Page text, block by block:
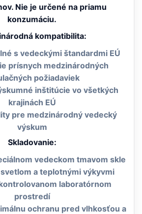
Nie je určené na priamu
konzumáciu.
kompatibilita:
s vedeckými štandardmi EÚ
prísnych medzinárodných
požiadaviek
inštitúcie vo všetkých
krajinách EÚ
pre medzinárodný vedecký
výskum
Skladovanie:
vedeckom tmavom skle
a teplotnými výkyvmi
laboratórnom
prostredí
ochranu pred vlhkosťou a